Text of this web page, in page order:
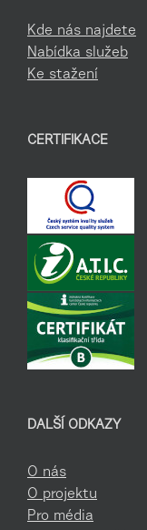
Kde nás najdete
Nabídka služeb
Ke stažení
CERTIFIKACE
DALŠÍ ODKAZY
O nás
O projektu
Pro média